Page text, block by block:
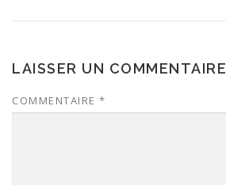
LAISSER UN COMMENTAIRE
COMMENTAIRE *